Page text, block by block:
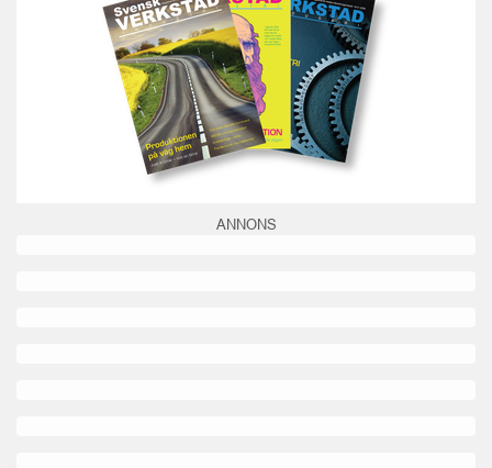
ANNONS